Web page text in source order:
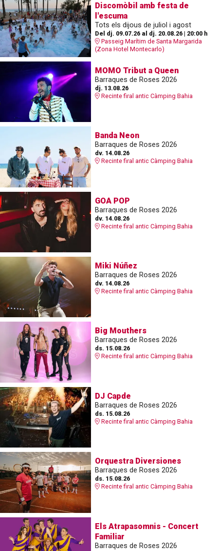
Discomòbil amb festa de
l'escuma
Tots els dijous de juliol i agost
Del dj. 09.07.26al dj. 20.08.26| 20:00 h
Passeig Marítim de Santa Margarida
(Zona Hotel Montecarlo)
MOMO Tribut a Queen
Barraques de Roses 2026
dj. 13.08.26
Recinte firal antic Càmping Bahia
Banda Neon
Barraques de Roses 2026
dv. 14.08.26
Recinte firal antic Càmping Bahia
GOA POP
Barraques de Roses 2026
dv. 14.08.26
Recinte firal antic Càmping Bahia
Miki Núñez
Barraques de Roses 2026
dv. 14.08.26
Recinte firal antic Càmping Bahia
Big Mouthers
Barraques de Roses 2026
ds. 15.08.26
Recinte firal antic Càmping Bahia
DJ Capde
Barraques de Roses 2026
ds. 15.08.26
Recinte firal antic Càmping Bahia
Orquestra Diversiones
Barraques de Roses 2026
ds. 15.08.26
Recinte firal antic Càmping Bahia
Els Atrapasomnis - Concert
Familiar
Barraques de Roses 2026